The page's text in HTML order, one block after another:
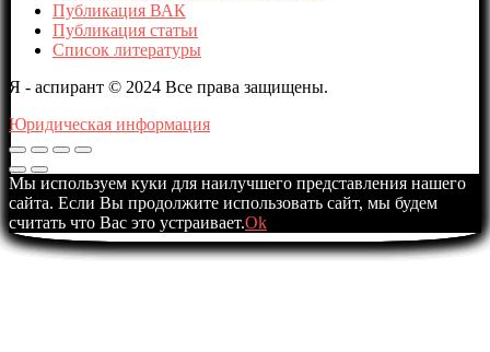
Публикация ВАК
Публикация статьи
Список литературы
Я - аспирант © 2024 Все права защищены.
Юридическая информация
Мы используем куки для наилучшего представления нашего
сайта. Если Вы продолжите использовать сайт, мы будем
считать что Вас это устраивает.Ok